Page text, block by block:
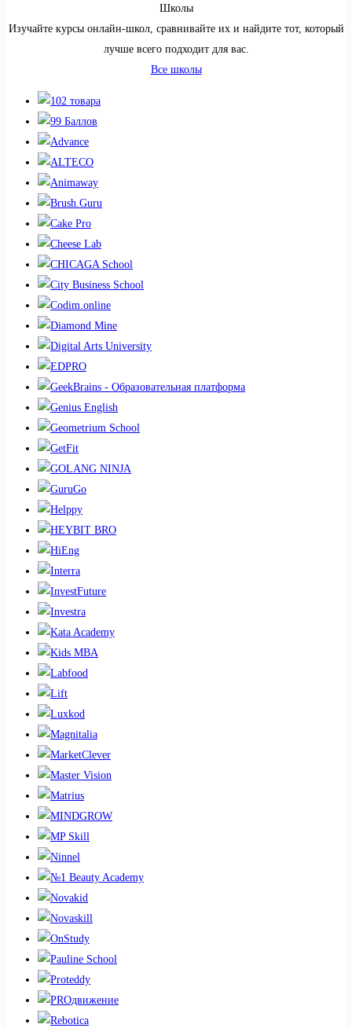
Школы
Изучайте курсы онлайн-школ, сравнивайте их и найдите тот, который
лучше всего подходит для вас.
Все школы